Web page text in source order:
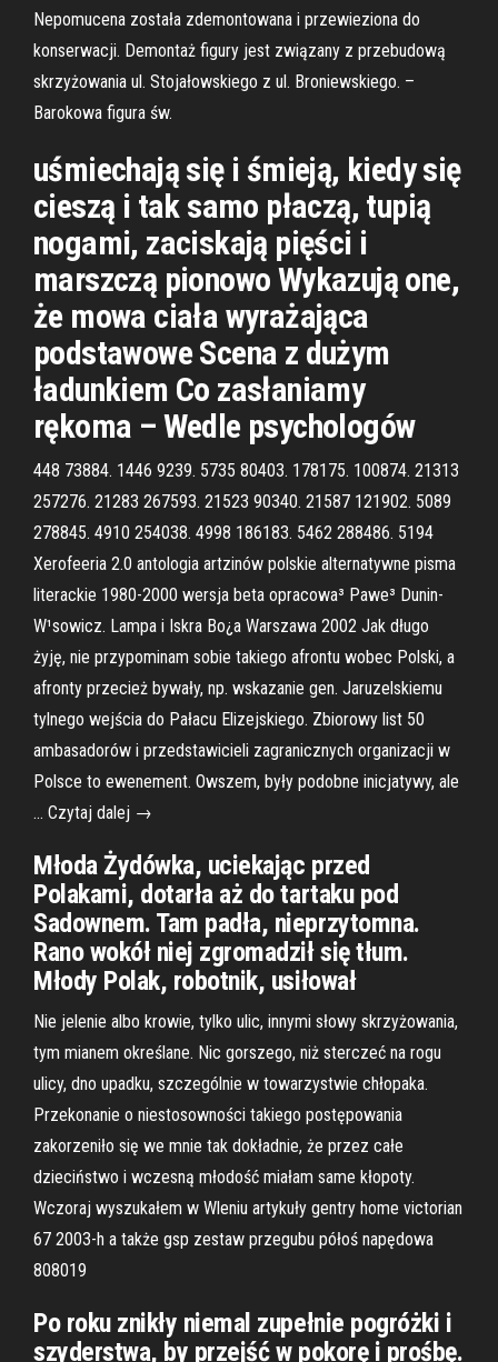
Nepomucena została zdemontowana i przewieziona do
konserwacji. Demontaż figury jest związany z przebudową
skrzyżowania ul. Stojałowskiego z ul. Broniewskiego. –
Barokowa figura św.
uśmiechają się i śmieją, kiedy się
cieszą i tak samo płaczą, tupią
nogami, zaciskają pięści i
marszczą pionowo Wykazują one,
że mowa ciała wyrażająca
podstawowe Scena z dużym
ładunkiem Co zasłaniamy
rękoma – Wedle psychologów
448 73884. 1446 9239. 5735 80403. 178175. 100874. 21313
257276. 21283 267593. 21523 90340. 21587 121902. 5089
278845. 4910 254038. 4998 186183. 5462 288486. 5194
Xerofeeria 2.0 antologia artzinów polskie alternatywne pisma
literackie 1980-2000 wersja beta opracowa³ Pawe³ Dunin-
W¹sowicz. Lampa i Iskra Bo¿a Warszawa 2002 Jak długo
żyję, nie przypominam sobie takiego afrontu wobec Polski, a
afronty przecież bywały, np. wskazanie gen. Jaruzelskiemu
tylnego wejścia do Pałacu Elizejskiego. Zbiorowy list 50
ambasadorów i przedstawicieli zagranicznych organizacji w
Polsce to ewenement. Owszem, były podobne inicjatywy, ale
… Czytaj dalej →
Młoda Żydówka, uciekając przed
Polakami, dotarła aż do tartaku pod
Sadownem. Tam padła, nieprzytomna.
Rano wokół niej zgromadził się tłum.
Młody Polak, robotnik, usiłował
Nie jelenie albo krowie, tylko ulic, innymi słowy skrzyżowania,
tym mianem określane. Nic gorszego, niż sterczeć na rogu
ulicy, dno upadku, szczególnie w towarzystwie chłopaka.
Przekonanie o niestosowności takiego postępowania
zakorzeniło się we mnie tak dokładnie, że przez całe
dzieciństwo i wczesną młodość miałam same kłopoty.
Wczoraj wyszukałem w Wleniu artykuły gentry home victorian
67 2003-h a także gsp zestaw przegubu półoś napędowa
808019
Po roku znikły niemal zupełnie pogróżki i
szyderstwa, by przejść w pokorę i prośbę.